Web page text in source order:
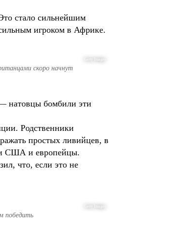
стало сильнейшим
игроком в Африке.
Getty Images
скоро начнут
натовцы бомбили эти
Родственники
простых ливийцев, в
США и европейцы.
что, если это не
Getty Images
победить